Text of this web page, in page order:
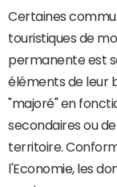
Certaines
touristiques de
permanente est
éléments de leur
"majoré" en
secondaires ou
territoire.
l'Economie, les